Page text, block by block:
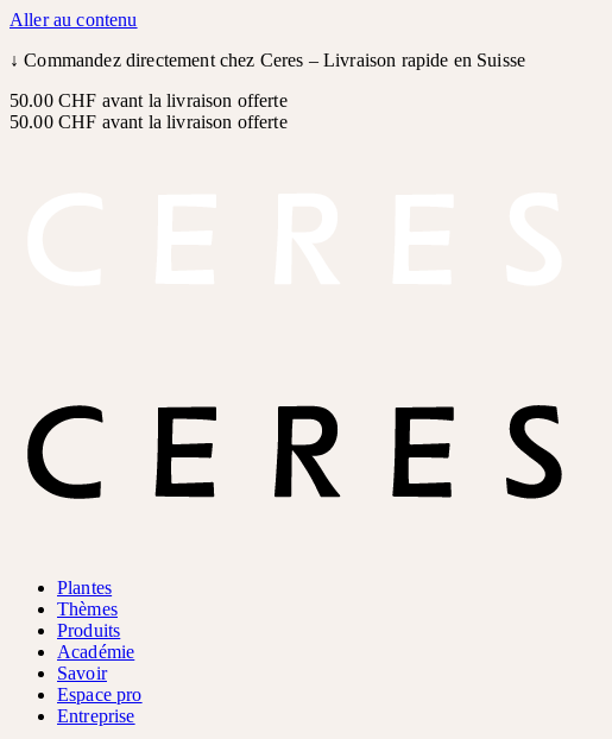
Aller au contenu
↓Commandez directement chez Ceres – Livraison rapide en Suisse
50.00 CHF avant la livraison offerte
50.00 CHF avant la livraison offerte
Plantes
Thèmes
Produits
Académie
Savoir
Espace pro
Entreprise